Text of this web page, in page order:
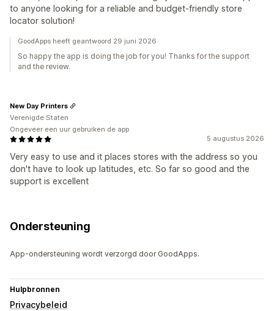
to anyone looking for a reliable and budget-friendly store
locator solution!
GoodApps heeft geantwoord 29 juni 2026
So happy the app is doing the job for you! Thanks for the support
and the review.
5 augustus 2026
Very easy to use and it places stores with the address so you
don't have to look up latitudes, etc. So far so good and the
support is excellent
New Day Printers
Verenigde Staten
Ongeveer een uur gebruiken de app
Ondersteuning
App-ondersteuning wordt verzorgd door GoodApps.
Hulpbronnen
Privacybeleid